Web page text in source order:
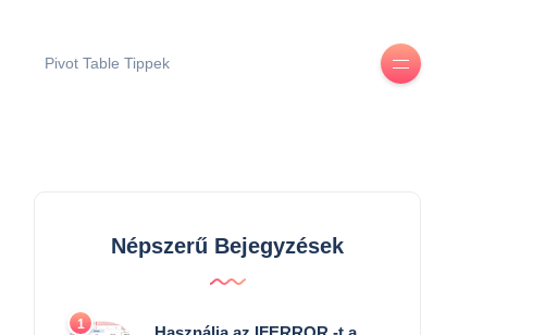
Pivot Table Tippek
Népszerű Bejegyzések
1